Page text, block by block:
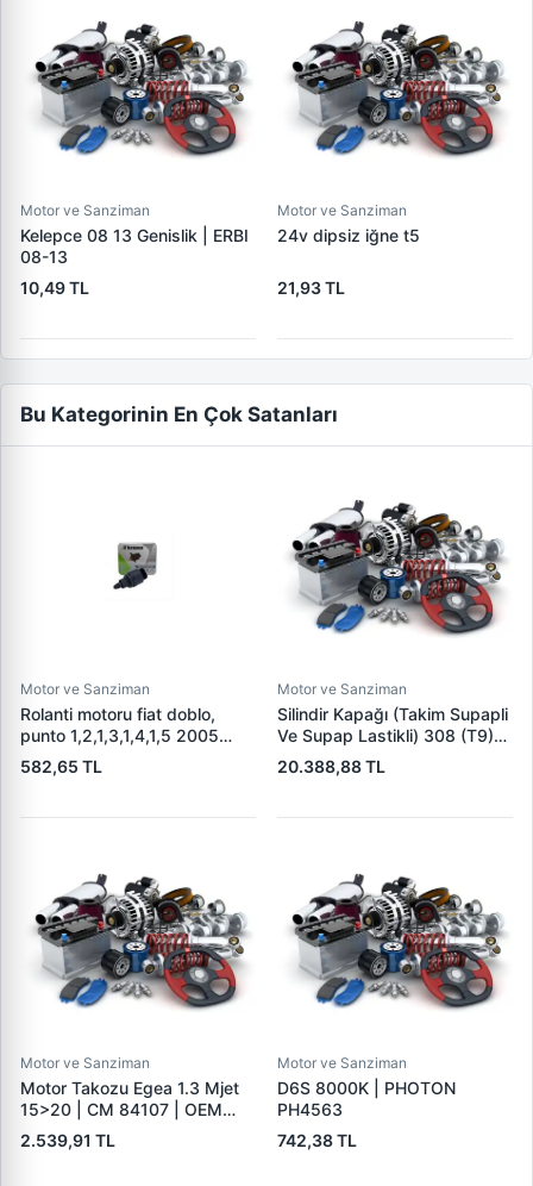
Motor ve Sanziman
Kelepce 08 13 Genislik | ERBI
08-13
10,49 TL
Motor ve Sanziman
24v dipsiz iğne t5
21,93 TL
Bu Kategorinin En Çok Satanları
Motor ve Sanziman
Rolanti motoru fiat doblo,
punto 1,2,1,3,1,4,1,5 2005
71718105
582,65 TL
Motor ve Sanziman
Silindir Kapağı (Takim Supapli
Ve Supap Lastikli) 308 (T9)
207 208 301 308 508 2008
3008 5008 Partner 2 Tepee
C4 2 C5 X7 DS3 DS4 DS5
20.388,88 TL
Motor ve Sanziman
Motor Takozu Egea 1.3 Mjet
15>20 | CM 84107 | OEM
52050392 51983863
2.539,91 TL
Motor ve Sanziman
D6S 8000K | PHOTON
PH4563
742,38 TL